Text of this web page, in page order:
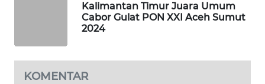
Kalimantan Timur Juara Umum
Cabor Gulat PON XXI Aceh Sumut
2024
KOMENTAR